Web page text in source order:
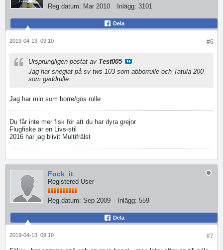
Reg.datum: Mar 2010 Inlägg: 3101
Dela
#6
2019-04-13, 09:10
Ursprungligen postat av Test005
Jag har sneglat på sv tws 103 som abborrulle och Tatula 200
som gäddrulle.
Jag har min som borre/gös rulle
Du får inte mer fisk för att du har dyra grejor
Flugfiske är en Livs-stil
2016 har jag blivit Multifrälst
Fock_it
Registered User
Reg.datum: Sep 2009 Inlägg: 559
Dela
#7
2019-04-13, 09:19